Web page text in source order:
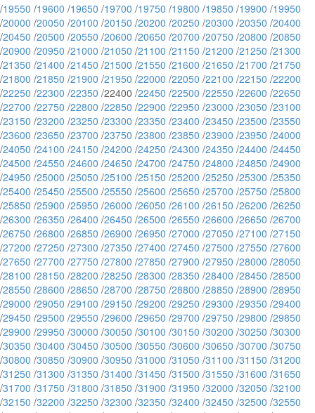
/19550 /19600 /19650 /19700 /19750 /19800 /19850 /19900 /19950
/20000 /20050 /20100 /20150 /20200 /20250 /20300 /20350 /20400
/20450 /20500 /20550 /20600 /20650 /20700 /20750 /20800 /20850
/20900 /20950 /21000 /21050 /21100 /21150 /21200 /21250 /21300
/21350 /21400 /21450 /21500 /21550 /21600 /21650 /21700 /21750
/21800 /21850 /21900 /21950 /22000 /22050 /22100 /22150 /22200
/22250 /22300 /22350 /22400 /22450 /22500 /22550 /22600 /22650
/22700 /22750 /22800 /22850 /22900 /22950 /23000 /23050 /23100
/23150 /23200 /23250 /23300 /23350 /23400 /23450 /23500 /23550
/23600 /23650 /23700 /23750 /23800 /23850 /23900 /23950 /24000
/24050 /24100 /24150 /24200 /24250 /24300 /24350 /24400 /24450
/24500 /24550 /24600 /24650 /24700 /24750 /24800 /24850 /24900
/24950 /25000 /25050 /25100 /25150 /25200 /25250 /25300 /25350
/25400 /25450 /25500 /25550 /25600 /25650 /25700 /25750 /25800
/25850 /25900 /25950 /26000 /26050 /26100 /26150 /26200 /26250
/26300 /26350 /26400 /26450 /26500 /26550 /26600 /26650 /26700
/26750 /26800 /26850 /26900 /26950 /27000 /27050 /27100 /27150
/27200 /27250 /27300 /27350 /27400 /27450 /27500 /27550 /27600
/27650 /27700 /27750 /27800 /27850 /27900 /27950 /28000 /28050
/28100 /28150 /28200 /28250 /28300 /28350 /28400 /28450 /28500
/28550 /28600 /28650 /28700 /28750 /28800 /28850 /28900 /28950
/29000 /29050 /29100 /29150 /29200 /29250 /29300 /29350 /29400
/29450 /29500 /29550 /29600 /29650 /29700 /29750 /29800 /29850
/29900 /29950 /30000 /30050 /30100 /30150 /30200 /30250 /30300
/30350 /30400 /30450 /30500 /30550 /30600 /30650 /30700 /30750
/30800 /30850 /30900 /30950 /31000 /31050 /31100 /31150 /31200
/31250 /31300 /31350 /31400 /31450 /31500 /31550 /31600 /31650
/31700 /31750 /31800 /31850 /31900 /31950 /32000 /32050 /32100
/32150 /32200 /32250 /32300 /32350 /32400 /32450 /32500 /32550